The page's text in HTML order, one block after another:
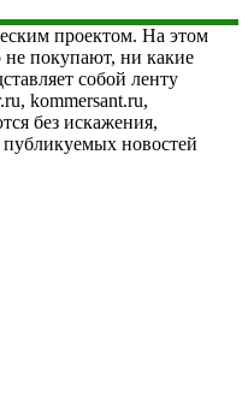
проектом. На этом
не покупают, ни какие
собой ленту
kommersant.ru,
без искажения,
публикуемых новостей